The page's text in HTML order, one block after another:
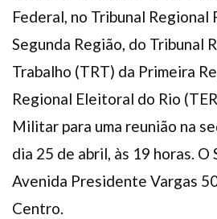
Federal, no Tribunal Regional
Segunda Região, do Tribunal
Trabalho (TRT) da Primeira
Regional Eleitoral do Rio
Militar para uma reunião na
dia 25 de abril, às 19 horas. O
Avenida Presidente Vargas
Centro.